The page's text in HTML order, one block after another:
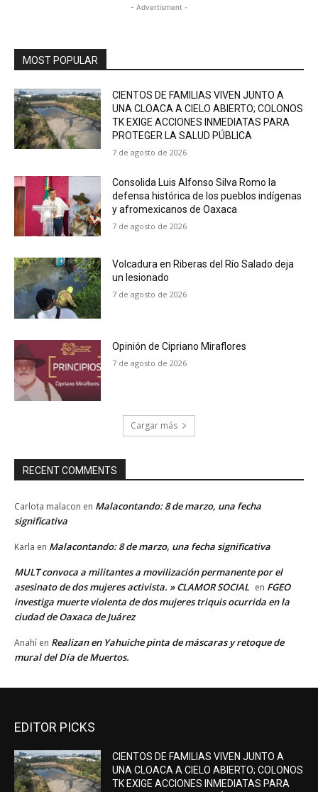
- Advertisment -
MOST POPULAR
CIENTOS DE FAMILIAS VIVEN JUNTO A
UNA CLOACA A CIELO ABIERTO; COLONOS
TK EXIGE ACCIONES INMEDIATAS PARA
PROTEGER LA SALUD PÚBLICA
7 de agosto de 2026
Consolida Luis Alfonso Silva Romo la
defensa histórica de los pueblos indígenas
y afromexicanos de Oaxaca
7 de agosto de 2026
Volcadura en Riberas del Río Salado deja
un lesionado
7 de agosto de 2026
Opinión de Cipriano Miraflores
7 de agosto de 2026
Cargar más
RECENT COMMENTS
Carlota malacon en Malacontando: 8 de marzo, una fecha
significativa
Karla en Malacontando: 8 de marzo, una fecha significativa
MULT convoca a militantes a movilización permanente por el
asesinato de dos mujeres activista. » CLAMOR SOCIAL en FGEO
investiga muerte violenta de dos mujeres triquis ocurrida en la
ciudad de Oaxaca de Juárez
Anahí en Realizan en Yahuiche pinta de máscaras y retoque de
mural del Día de Muertos.
EDITOR PICKS
CIENTOS DE FAMILIAS VIVEN JUNTO A
UNA CLOACA A CIELO ABIERTO; COLONOS
TK EXIGE ACCIONES INMEDIATAS PARA